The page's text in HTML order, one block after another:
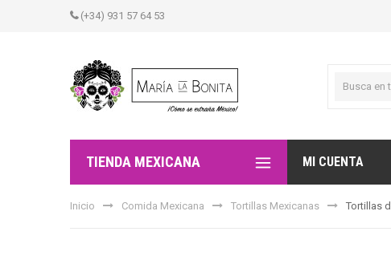
(+34) 931 57 64 53
TIENDA MEXICANA MI CUENTA
Inicio Comida Mexicana Tortillas Mexicanas Tortillas